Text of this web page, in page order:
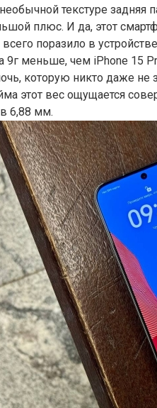
текстуре задняя
плюс. И да, этот
поразило в
9г меньше, чем iPhone 15
которую никто даже не
этот вес ощущается
6,88 мм.